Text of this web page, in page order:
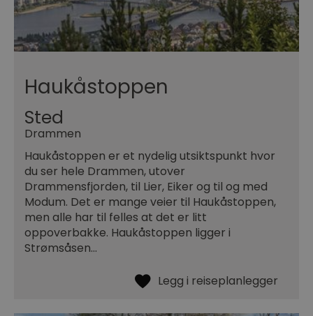
Haukåstoppen
Sted
Drammen
Haukåstoppen er et nydelig utsiktspunkt hvor
du ser hele Drammen, utover
Drammensfjorden, til Lier, Eiker og til og med
Modum. Det er mange veier til Haukåstoppen,
men alle har til felles at det er litt
oppoverbakke. Haukåstoppen ligger i
Strømsåsen…